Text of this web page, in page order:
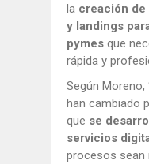
la creación de
y landings
pymes que
rápida y
Según
han cambiado
que se
servicios
procesos sean